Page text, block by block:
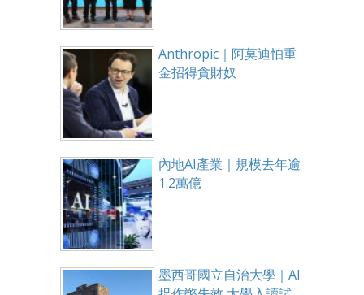
Anthropic｜阿莫迪怕重
金招得貪財奴
內地AI產業｜規模去年逾
1.2萬億
墨西哥國立自治大學｜AI